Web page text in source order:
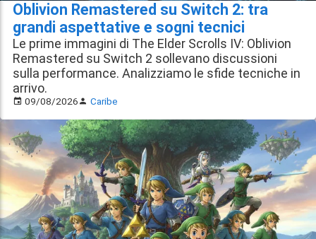
Oblivion Remastered su Switch 2: tra
grandi aspettative e sogni tecnici
Le prime immagini di The Elder Scrolls IV: Oblivion
Remastered su Switch 2 sollevano discussioni
sulla performance. Analizziamo le sfide tecniche in
arrivo.
09/08/2026 Caribe